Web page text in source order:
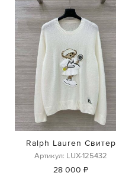
Ralph Lauren Свитер
Артикул: LUX-125432
28 000 ₽